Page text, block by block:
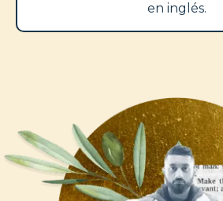
en inglés.